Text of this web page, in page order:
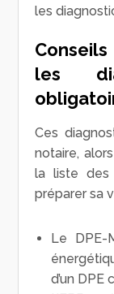
les
les
Ces
notaire,
la liste des
préparer sa
Le DPE-
d’un DPE